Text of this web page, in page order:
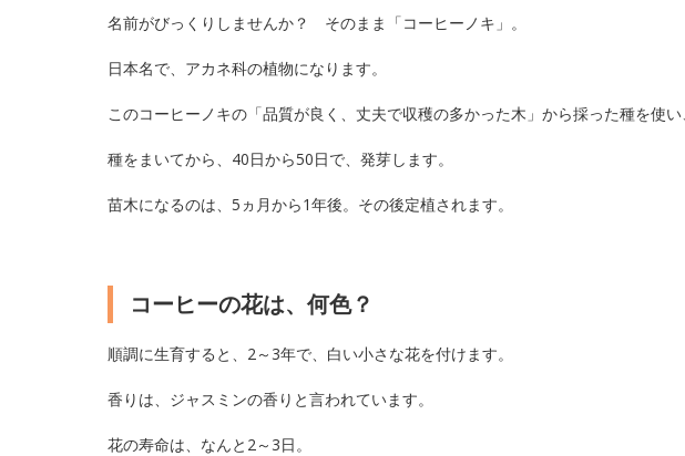
名前がびっくりしませんか？ そのまま「コーヒーノキ」。
日本名で、アカネ科の植物になります。
このコーヒーノキの「品質が良く、丈夫で収穫の多かった木」から採った種を使い
種をまいてから、40日から50日で、発芽します。
苗木になるのは、5ヵ月から1年後。その後定植されます。
コーヒーの花は、何色？
順調に生育すると、2～3年で、白い小さな花を付けます。
香りは、ジャスミンの香りと言われています。
花の寿命は、なんと2～3日。